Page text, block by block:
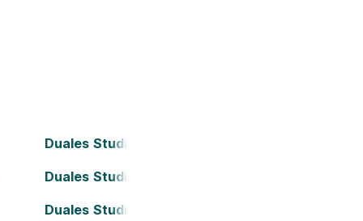
Duales Studium Bielefeld
Duales Studium Dortmund
Duales Studium Frankfurt am